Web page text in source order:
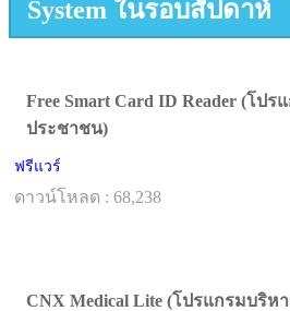
System ในรอบสัปดาห์
Free Smart Card ID Reader (โป
ประชาชน)
ฟรีแวร์
ดาวน์โหลด : 68,238
CNX Medical Lite (โปรแกรมบริ